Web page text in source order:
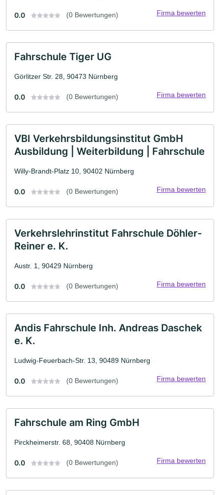
0.0 (0 Bewertungen) Firma bewerten
Fahrschule Tiger UG
Görlitzer Str. 28, 90473 Nürnberg
0.0 (0 Bewertungen) Firma bewerten
VBI Verkehrsbildungsinstitut GmbH
Ausbildung | Weiterbildung | Fahrschule
Willy-Brandt-Platz 10, 90402 Nürnberg
0.0 (0 Bewertungen) Firma bewerten
Verkehrslehrinstitut Fahrschule Döhler-
Reiner e. K.
Austr. 1, 90429 Nürnberg
0.0 (0 Bewertungen) Firma bewerten
Andis Fahrschule Inh. Andreas Daschek
e. K.
Ludwig-Feuerbach-Str. 13, 90489 Nürnberg
0.0 (0 Bewertungen) Firma bewerten
Fahrschule am Ring GmbH
Pirckheimerstr. 68, 90408 Nürnberg
0.0 (0 Bewertungen) Firma bewerten